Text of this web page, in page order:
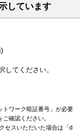
しています
してください。
トワーク暗証番号」が必要
ご確認ください。
セスいただいた場合は「d